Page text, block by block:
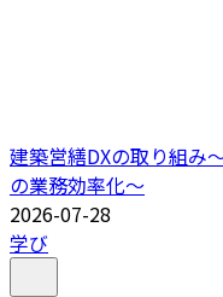
建築営繕DXの取り組み
の業務効率化～
2026-07-28
学び